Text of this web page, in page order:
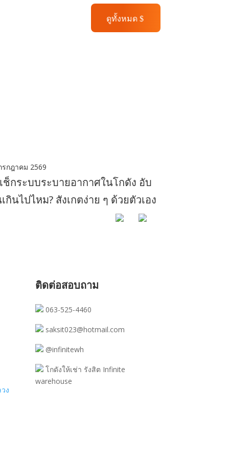
ดูทั้งหมด
รกฎาคม 2569
ช็กระบบระบายอากาศในโกดัง อับ
กินไปไหม? สังเกตง่าย ๆ ด้วยตัวเอง
ง
ติดต่อสอบถาม
063-525-4460
saksit023@hotmail.com
@infinitewh
โกดังให้เช่า รังสิต Infinite
warehouse